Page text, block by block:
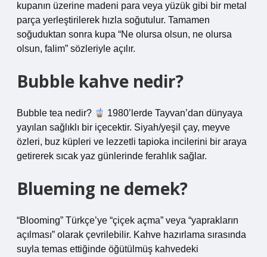
kupanın üzerine madeni para veya yüzük gibi bir metal
parça yerleştirilerek hızla soğutulur. Tamamen
soğuduktan sonra kupa “Ne olursa olsun, ne olursa
olsun, falim” sözleriyle açılır.
Bubble kahve nedir?
Bubble tea nedir?
1980’lerde Tayvan’dan dünyaya
yayılan sağlıklı bir içecektir. Siyah/yeşil çay, meyve
özleri, buz küpleri ve lezzetli tapioka incilerini bir araya
getirerek sıcak yaz günlerinde ferahlık sağlar.
Blueming ne demek?
“Blooming” Türkçe’ye “çiçek açma” veya “yaprakların
açılması” olarak çevrilebilir. Kahve hazırlama sırasında
suyla temas ettiğinde öğütülmüş kahvedeki